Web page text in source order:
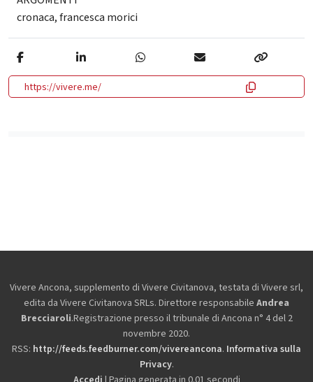
cronaca,francesca morici
https://vivere.me/
Vivere Ancona, supplemento di Vivere Civitanova, testata di Vivere srl,
edita da Vivere Civitanova SRLs. Direttore responsabile Andrea
Brecciaroli.Registrazione presso il tribunale di Ancona n° 4 del 2
novembre 2020.
RSS: http://feeds.feedburner.com/vivereancona. Informativa sulla
Privacy.